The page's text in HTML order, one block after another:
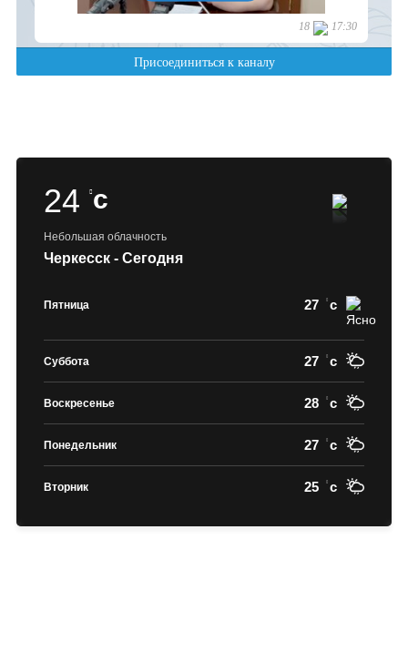
24 c
Небольшая облачность
Черкесск - Сегодня
Пятница 27 c
Суббота 27 c
Воскресенье 28 c
Понедельник 27 c
Вторник 25 c